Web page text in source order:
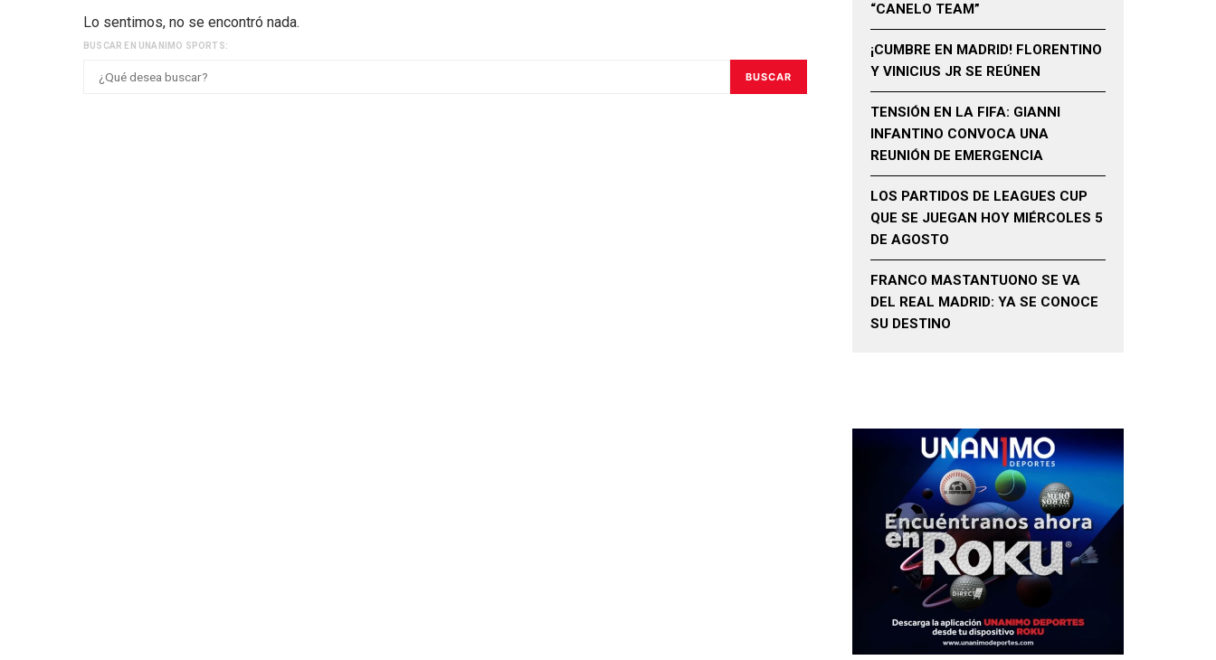
Lo sentimos, no se encontró nada.
BUSCAR EN UNANIMO SPORTS:
BUSCAR
“CANELO TEAM”
¡CUMBRE EN MADRID! FLORENTINO
Y VINICIUS JR SE REÚNEN
TENSIÓN EN LA FIFA: GIANNI
INFANTINO CONVOCA UNA
REUNIÓN DE EMERGENCIA
LOS PARTIDOS DE LEAGUES CUP
QUE SE JUEGAN HOY MIÉRCOLES 5
DE AGOSTO
FRANCO MASTANTUONO SE VA
DEL REAL MADRID: YA SE CONOCE
SU DESTINO